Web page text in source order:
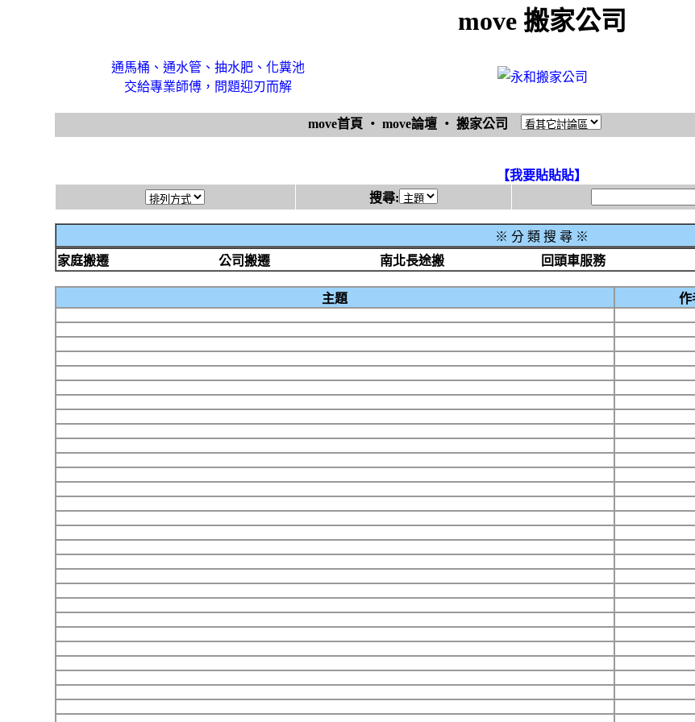
move 搬家公司
通馬桶、通水管、抽水肥、化糞池
交給專業師傅，問題迎刃而解
move首頁 ‧ move論壇 ‧ 搬家公司
【我要貼貼貼】
搜尋:
※ 分 類 搜 尋 ※
家庭搬遷
公司搬遷 南北長途搬 回頭車服務
主題 作